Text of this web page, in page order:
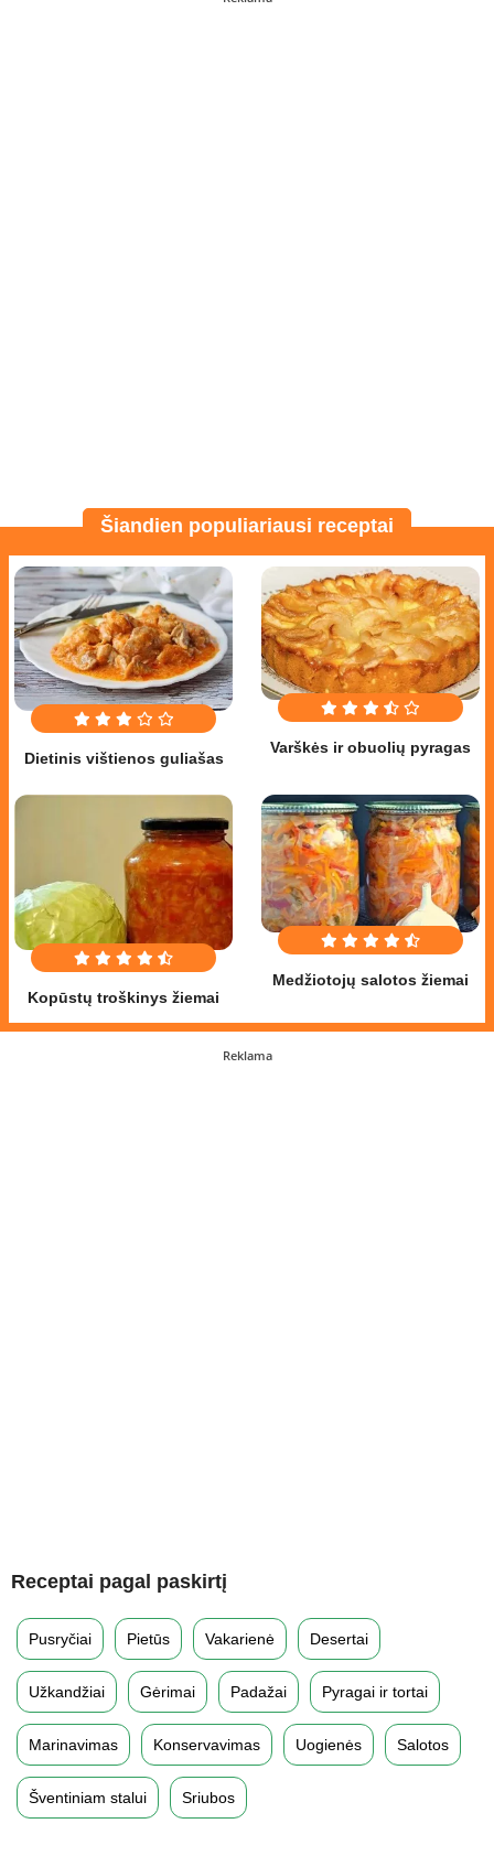
Šiandien populiariausi receptai
Dietinis vištienos guliašas
Varškės ir obuolių pyragas
Kopūstų troškinys žiemai
Medžiotojų salotos žiemai
Reklama
Receptai pagal paskirtį
Pusryčiai Pietūs Vakarienė Desertai
Užkandžiai Gėrimai Padažai Pyragai ir tortai
Marinavimas Konservavimas Uogienės Salotos
Šventiniam stalui Sriubos